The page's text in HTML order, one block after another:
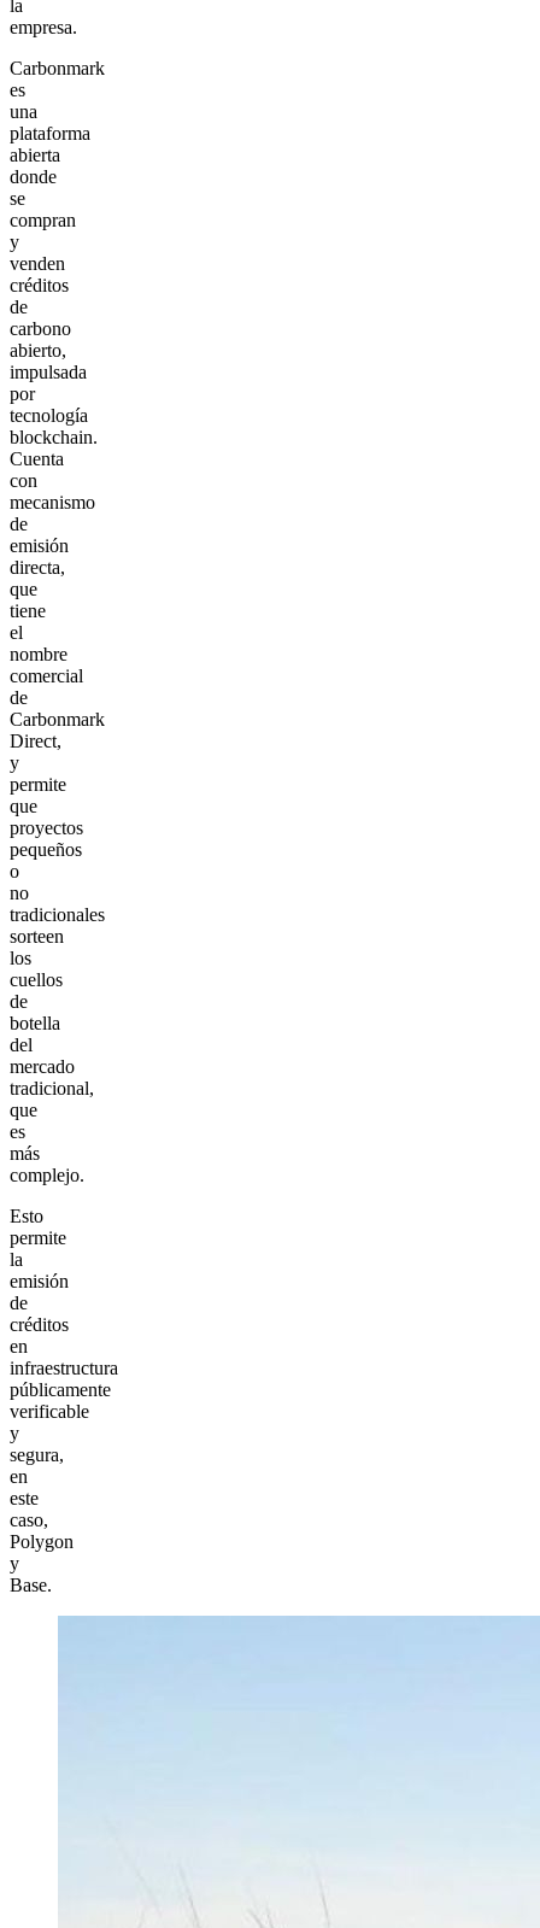
la
empresa.
Carbonmark
es
una
plataforma
abierta
donde
se
compran
y
venden
créditos
de
carbono
abierto,
impulsada
por
tecnología
blockchain.
Cuenta
con
mecanismo
de
emisión
directa,
que
tiene
el
nombre
comercial
de
Carbonmark
Direct,
y
permite
que
proyectos
pequeños
o
no
tradicionales
sorteen
los
cuellos
de
botella
del
mercado
tradicional,
que
es
más
complejo.
Esto
permite
la
emisión
de
créditos
en
infraestructura
públicamente
verificable
y
segura,
en
este
caso,
Polygon
y
Base.